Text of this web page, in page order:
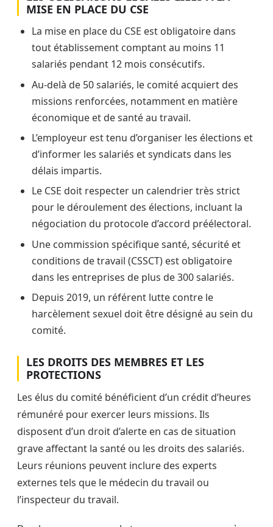
MISE EN PLACE DU CSE
La mise en place du CSE est obligatoire dans
tout établissement comptant au moins 11
salariés pendant 12 mois consécutifs.
Au-delà de 50 salariés, le comité acquiert des
missions renforcées, notamment en matière
économique et de santé au travail.
L’employeur est tenu d’organiser les élections et
d’informer les salariés et syndicats dans les
délais impartis.
Le CSE doit respecter un calendrier très strict
pour le déroulement des élections, incluant la
négociation du protocole d’accord préélectoral.
Une commission spécifique santé, sécurité et
conditions de travail (CSSCT) est obligatoire
dans les entreprises de plus de 300 salariés.
Depuis 2019, un référent lutte contre le
harcèlement sexuel doit être désigné au sein du
comité.
LES DROITS DES MEMBRES ET LES
PROTECTIONS
Les élus du comité bénéficient d’un crédit d’heures
rémunéré pour exercer leurs missions. Ils
disposent d’un droit d’alerte en cas de situation
grave affectant la santé ou les droits des salariés.
Leurs réunions peuvent inclure des experts
externes tels que le médecin du travail ou
l’inspecteur du travail.